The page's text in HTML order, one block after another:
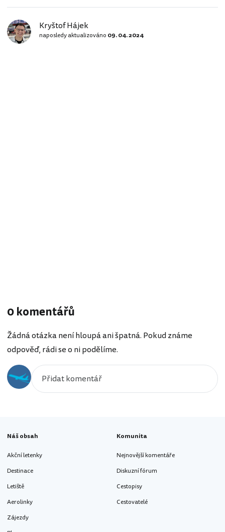
Kryštof Hájek
naposledy aktualizováno 09. 04. 2024
0 komentářů
Žádná otázka není hloupá ani špatná. Pokud známe
odpověď, rádi se o ni podělíme.
Náš obsah
Akční letenky
Destinace
Letiště
Aerolinky
Zájezdy
Komunita
Nejnovější komentáře
Diskuzní fórum
Cestopisy
Cestovatelé